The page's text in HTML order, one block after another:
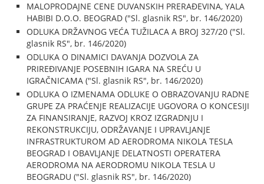
MALOPRODAJNE CENE DUVANSKIH PRERAĐEVINA, YALA
HABIBI D.O.O. BEOGRAD ("Sl. glasnik RS", br. 146/2020)
ODLUKA DRŽAVNOG VEĆA TUŽILACA A BROJ 327/20 ("Sl.
glasnik RS", br. 146/2020)
ODLUKA O DINAMICI DAVANJA DOZVOLA ZA
PRIREĐIVANJE POSEBNIH IGARA NA SREĆU U
IGRAČNICAMA ("Sl. glasnik RS", br. 146/2020)
ODLUKA O IZMENAMA ODLUKE O OBRAZOVANJU RADNE
GRUPE ZA PRAĆENJE REALIZACIJE UGOVORA O KONCESIJI
ZA FINANSIRANJE, RAZVOJ KROZ IZGRADNJU I
REKONSTRUKCIJU, ODRŽAVANJE I UPRAVLJANJE
INFRASTRUKTUROM AD AERODROMA NIKOLA TESLA
BEOGRAD I OBAVLJANJE DELATNOSTI OPERATERA
AERODROMA NA AERODROMU NIKOLA TESLA U
BEOGRADU ("Sl. glasnik RS", br. 146/2020)